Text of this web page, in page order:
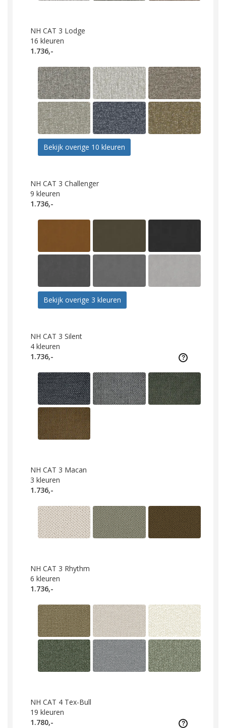
NH CAT 3 Lodge
16 kleuren
1.736,-
Bekijk overige 10 kleuren
NH CAT 3 Challenger
9 kleuren
1.736,-
Bekijk overige 3 kleuren
NH CAT 3 Silent
4 kleuren
1.736,-
NH CAT 3 Macan
3 kleuren
1.736,-
NH CAT 3 Rhythm
6 kleuren
1.736,-
NH CAT 4 Tex-Bull
19 kleuren
1.780,-